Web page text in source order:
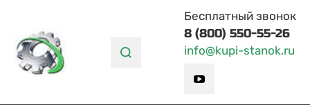
Бесплатный звонок
8 (800) 550-55-26
info@kupi-stanok.ru